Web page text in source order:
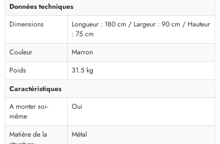
Données techniques
Dimensions
Longueur : 180 cm / Largeur : 90 cm / Hauteur
: 75 cm
Couleur
Marron
Poids
31.5 kg
Caractéristiques
A monter soi-
même
Oui
Matière de la
Métal